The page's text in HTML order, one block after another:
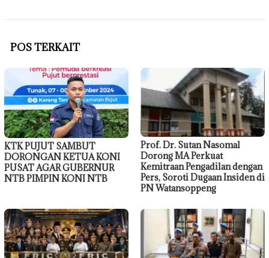
POS TERKAIT
KTK PUJUT SAMBUT
DORONGAN KETUA KONI
PUSAT AGAR GUBERNUR
NTB PIMPIN KONI NTB
Prof. Dr. Sutan Nasomal
Dorong MA Perkuat
Kemitraan Pengadilan dengan
Pers, Soroti Dugaan Insiden di
PN Watansoppeng